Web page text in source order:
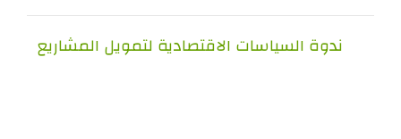
ندوة السياسات الاقتصادية لتمويل المشاريع